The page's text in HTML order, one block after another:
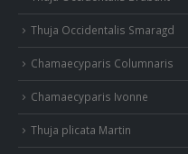
Thuja Occidentalis Smaragd
Chamaecyparis Columnaris
Chamaecyparis Ivonne
Thuja plicata Martin